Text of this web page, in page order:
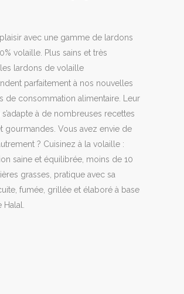
avec une gamme de lardons
volaille. Plus sains et très
lardons de volaille
parfaitement à nos nouvelles
de consommation alimentaire. Leur
s’adapte à de nombreuses recettes
gourmandes. Vous avez envie de
? Cuisinez à la volaille :
saine et équilibrée, moins de 10
grasses, pratique avec sa
fumée, grillée et élaboré à base